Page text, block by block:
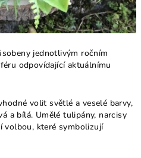
jednotlivým ročním
odpovídající aktuálnímu
volit světlé a veselé barvy,
a bílá. Umělé tulipány, narcisy
volbou, které symbolizují